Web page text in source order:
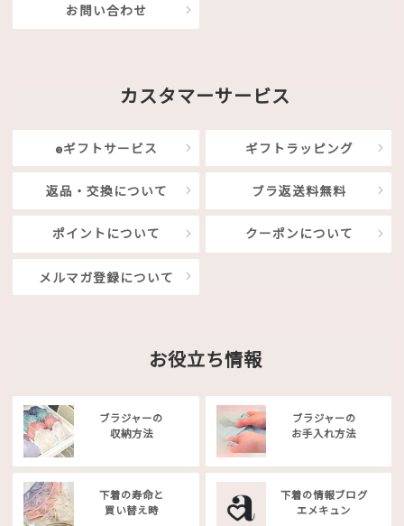
お問い合わせ
カスタマーサービス
eギフトサービス ギフトラッピング
返品・交換について ブラ返送料無料
ポイントについて クーポンについて
メルマガ登録について
お役立ち情報
ブラジャーの
収納方法
ブラジャーの
お手入れ方法
下着の寿命と
買い替え時
下着の情報ブログ
エメキュン